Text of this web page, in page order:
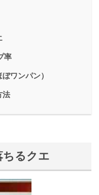
率
ワンパン）
法
ちるクエ